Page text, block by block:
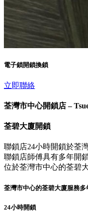
電子鎖開鎖換鎖
立即聯絡
荃灣市中心開鎖店 –
荃碧大廈開鎖
聯鎖店24小時開鎖於荃
聯鎖店師傅具有多年開
位於荃灣市中心的荃碧
荃灣市中心的荃碧大廈服務多
24小時開鎖